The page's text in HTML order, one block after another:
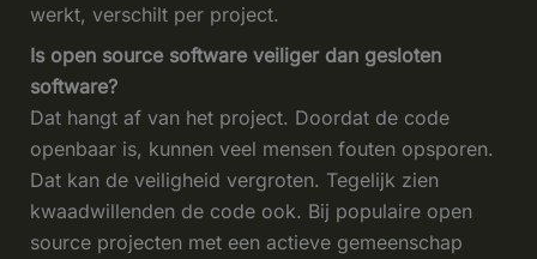
werkt, verschilt per project.
Is open source software veiliger dan gesloten
software?
Dat hangt af van het project. Doordat de code
openbaar is, kunnen veel mensen fouten opsporen.
Dat kan de veiligheid vergroten. Tegelijk zien
kwaadwillenden de code ook. Bij populaire open
source projecten met een actieve gemeenschap